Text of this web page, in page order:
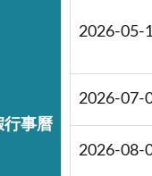
行事曆
2026-05-
2026-07-
2026-08-